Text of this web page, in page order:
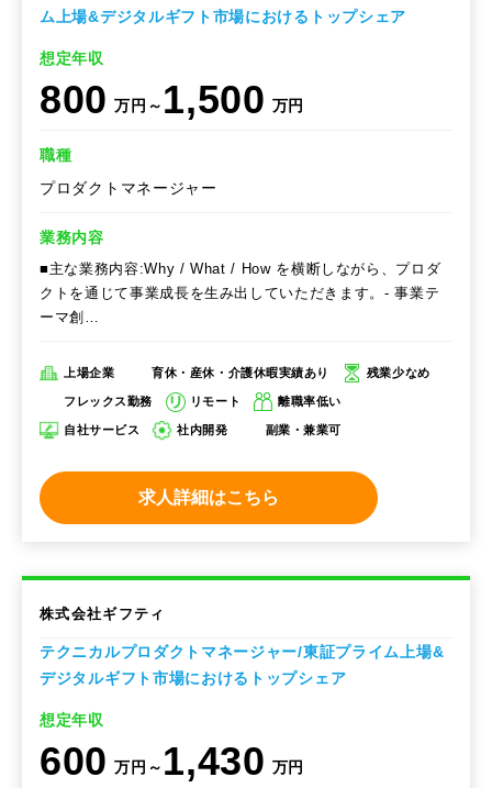
ム上場&デジタルギフト市場におけるトップシェア
想定年収
800 万円～ 1,500 万円
職種
プロダクトマネージャー
業務内容
■主な業務内容:Why / What / How を横断しながら、プロダ
クトを通じて事業成長を生み出していただきます。- 事業テ
ーマ創…
上場企業 育休・産休・介護休暇実績あり 残業少なめ
フレックス勤務 リモート 離職率低い
自社サービス 社内開発 副業・兼業可
求人詳細はこちら
株式会社ギフティ
テクニカルプロダクトマネージャー/東証プライム上場&
デジタルギフト市場におけるトップシェア
想定年収
600 万円～ 1,430 万円